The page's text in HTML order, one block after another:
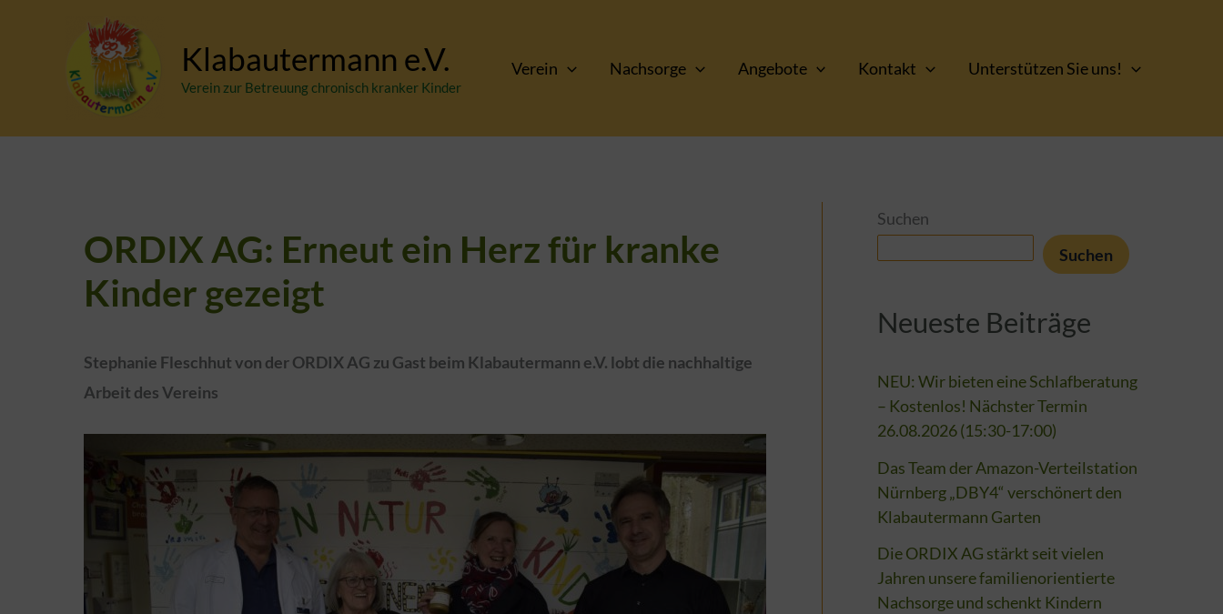
Klabautermann e.V.
Verein zur Betreuung chronisch kranker Kinder
Verein Nachsorge Angebote Kontakt Unterstützen Sie uns!
ORDIX AG: Erneut ein Herz für kranke
Kinder gezeigt
Stephanie Fleschhut von der ORDIX AG zu Gast beim Klabautermann e.V. lobt die nachhaltige
Arbeit des Vereins
Suchen
Suchen
Neueste Beiträge
NEU: Wir bieten eine Schlafberatung
– Kostenlos! Nächster Termin
26.08.2026 (15:30-17:00)
Das Team der Amazon-Verteilstation
Nürnberg „DBY4“ verschönert den
Klabautermann Garten
Die ORDIX AG stärkt seit vielen
Jahren unsere familienorientierte
Nachsorge und schenkt Kindern